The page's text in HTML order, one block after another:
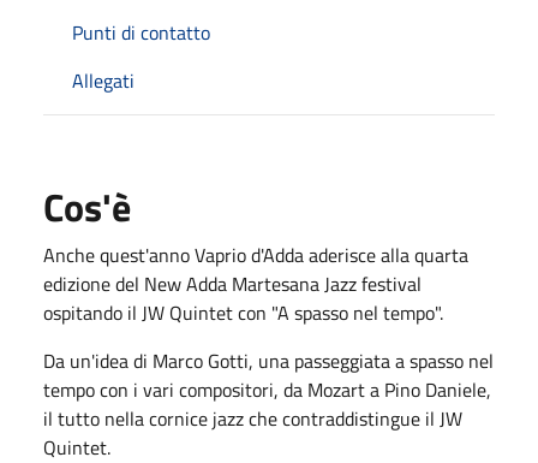
Punti di contatto
Allegati
Cos'è
Anche quest'anno Vaprio d'Adda aderisce alla quarta
edizione del New Adda Martesana Jazz festival
ospitando il JW Quintet con "A spasso nel tempo".
Da un'idea di Marco Gotti, una passeggiata a spasso nel
tempo con i vari compositori, da Mozart a Pino Daniele,
il tutto nella cornice jazz che contraddistingue il JW
Quintet.